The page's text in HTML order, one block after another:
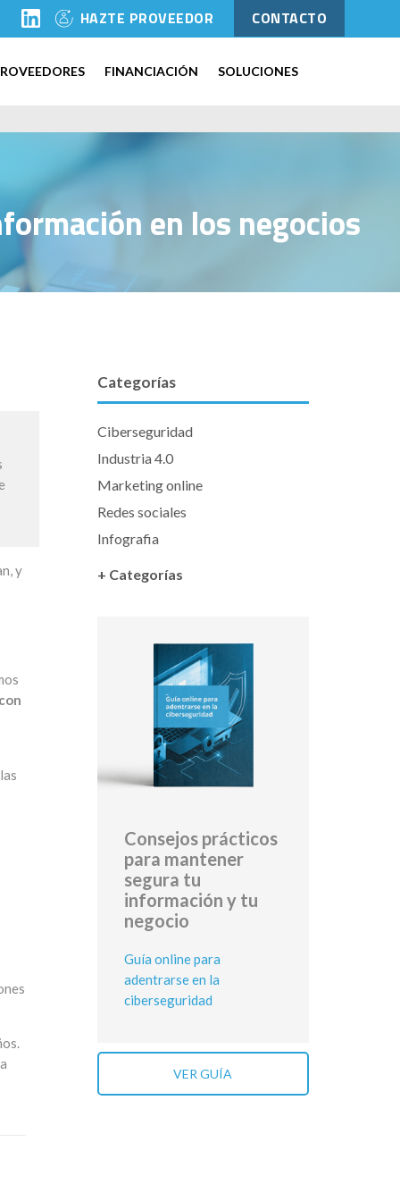
HAZTE PROVEEDOR CONTACTO
FINANCIACIÓN SOLUCIONES
en los negocios
y
Categorías
Ciberseguridad
Industria 4.0
Marketing online
Redes sociales
Infografia
+ Categorías
Consejos prácticos
para mantener
segura tu
información y tu
negocio
Guía online para
adentrarse en la
ciberseguridad
VER GUÍA